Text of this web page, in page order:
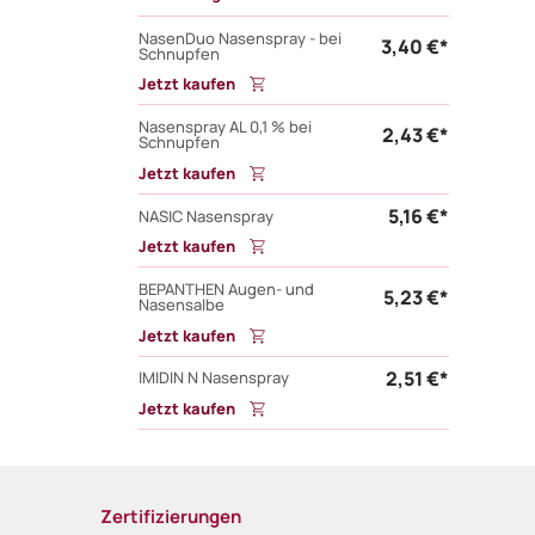
NasenDuo Nasenspray - bei
Schnupfen 3,40 €*
Jetzt kaufen
Nasenspray AL 0,1 % bei
Schnupfen 2,43 €*
Jetzt kaufen
NASIC Nasenspray
5,16 €*
Jetzt kaufen
BEPANTHEN Augen- und
Nasensalbe 5,23 €*
Jetzt kaufen
IMIDIN N Nasenspray
2,51 €*
Jetzt kaufen
Zertifizierungen